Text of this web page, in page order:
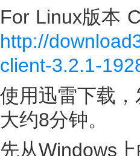
For Linux版本
http://
client-3.2.1-
使用迅雷下载
大约8分钟。
先从Windows